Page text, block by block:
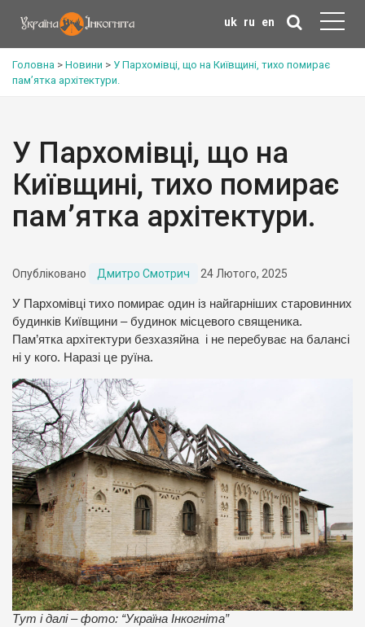
uk ru en
Головна > Новини > У Пархомівці, що на Київщині, тихо помирає
пам’ятка архітектури.
У Пархомівці, що на
Київщині, тихо помирає
пам’ятка архітектури.
Опубліковано Дмитро Смотрич 24 Лютого, 2025
У Пархомівці тихо помирає один із найгарніших старовинних
будинків Київщини – будинок місцевого священика.
Пам’ятка архітектури безхазяйна і не перебуває на балансі
ні у кого. Наразі це руїна.
Тут і далі – фото: “Україна Інкогніта”